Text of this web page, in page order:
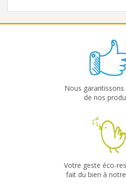
Nous garantissons
de nos
Votre geste éco-
fait du bien à